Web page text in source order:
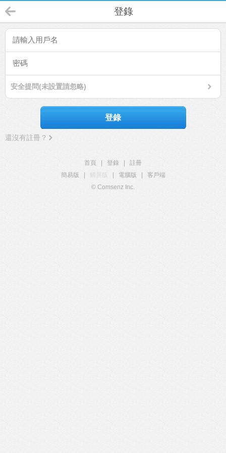
登錄
安全提問(未設置請忽略)
登錄
還沒有註冊？
首頁 登錄
註冊
簡易版
觸屏版 電腦版
客戶端
© Comsenz Inc.